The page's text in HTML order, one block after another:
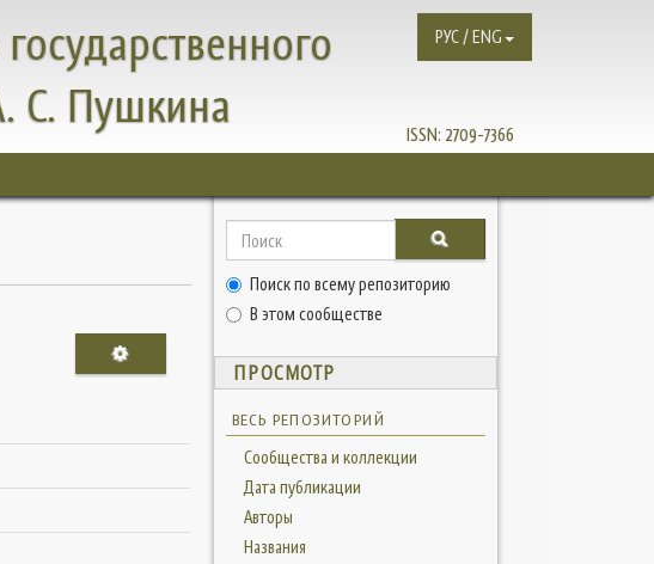
С. Пушкина
ISSN: 2709-7366
РУС / ENG
Поиск по всему репозиторию
В этом сообществе
ПРОСМОТР
ВЕСЬ РЕПОЗИТОРИЙ
Сообщества и коллекции
Дата публикации
Авторы
Названия